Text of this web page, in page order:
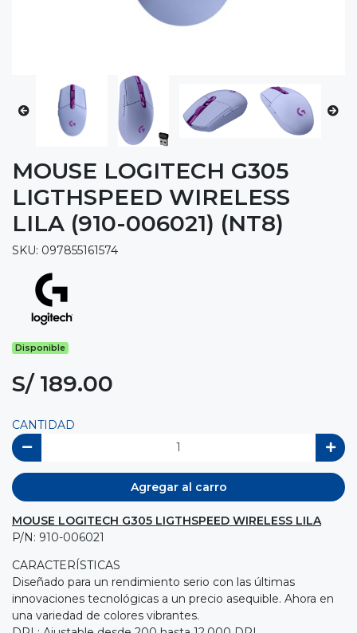
MOUSE LOGITECH G305
LIGTHSPEED WIRELESS
LILA (910-006021) (NT8)
SKU: 097855161574
Disponible
S/ 189.00
CANTIDAD
Agregar al carro
MOUSE LOGITECH G305 LIGTHSPEED WIRELESS LILA
P/N: 910-006021
CARACTERÍSTICAS
Diseñado para un rendimiento serio con las últimas
innovaciones tecnológicas a un precio asequible. Ahora en
una variedad de colores vibrantes.